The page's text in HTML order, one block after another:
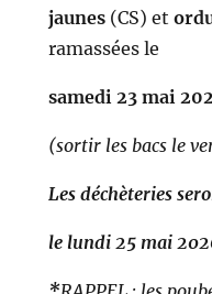
jaunes(CS) et
ramassées le
samedi 23 mai
(sortir les bacs le
Les déchèteries
le lundi 25 mai